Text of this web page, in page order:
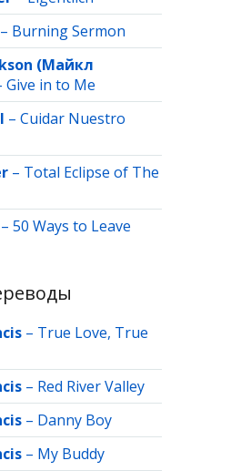
– Burning Sermon
(Майкл
Give in to Me
– Cuidar Nuestro
– Total Eclipse of The
– 50 Ways to Leave
– True Love, True
– Red River Valley
– Danny Boy
– My Buddy